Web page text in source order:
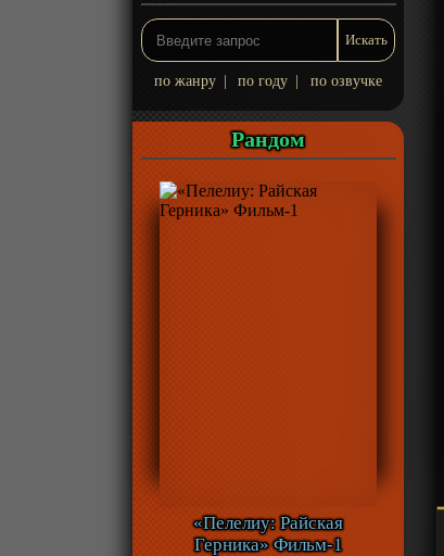
по жанру по году по озвучке
Рандом
«Пелелиу: Райская
Герника» Фильм-1